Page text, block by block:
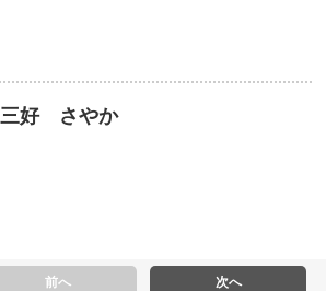
三好 さやか
前へ 次へ